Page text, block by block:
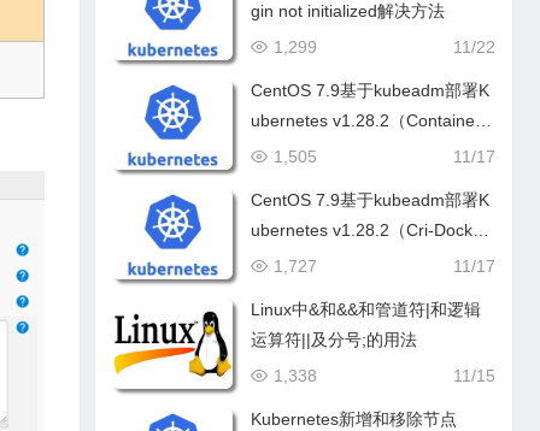
gin not initialized解决方法
11/22
1,299
CentOS 7.9基于kubeadm部署K
ubernetes v1.28.2（Container
d）
11/17
1,505
CentOS 7.9基于kubeadm部署K
ubernetes v1.28.2（Cri-Docker
d）
11/17
1,727
Linux中&和&&和管道符|和逻辑
运算符||及分号;的用法
11/15
1,338
Kubernetes新增和移除节点